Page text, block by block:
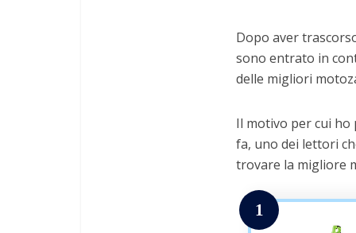
Dopo aver
sono entrato in
delle migliori
Il motivo per cui
fa, uno dei lettori
trovare la migliore
1